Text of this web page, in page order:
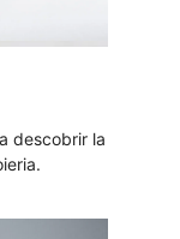
descobrir la